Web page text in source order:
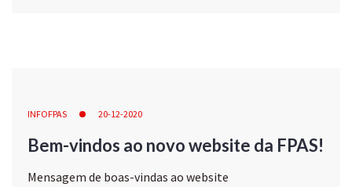
INFOFPAS 20-12-2020
Bem-vindos ao novo website da FPAS!
Mensagem de boas-vindas ao website